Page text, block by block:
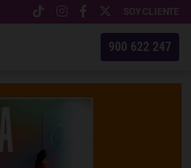
SOY CLIENTE
900 622 247